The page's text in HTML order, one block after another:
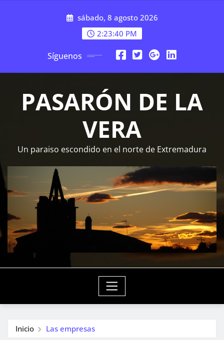
sábado, 8 agosto 2026
2:23:40 PM
Síguenos
PASARÓN DE LA
VERA
Un paraiso escondido en el norte de Extremadura
Inicio Las empresas